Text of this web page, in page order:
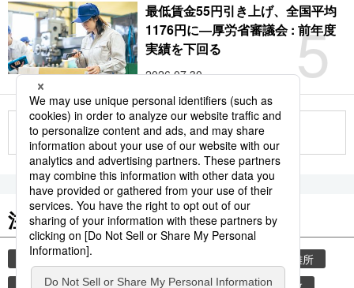
5
最低賃金55円引き上げ、全国平均
1176円に―厚労省審議会 : 前年度
実績を下回る
2026.07.30
もっと見る
注目のキーワード
共同通信ニュース
避難所